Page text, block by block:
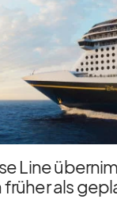
Line
als